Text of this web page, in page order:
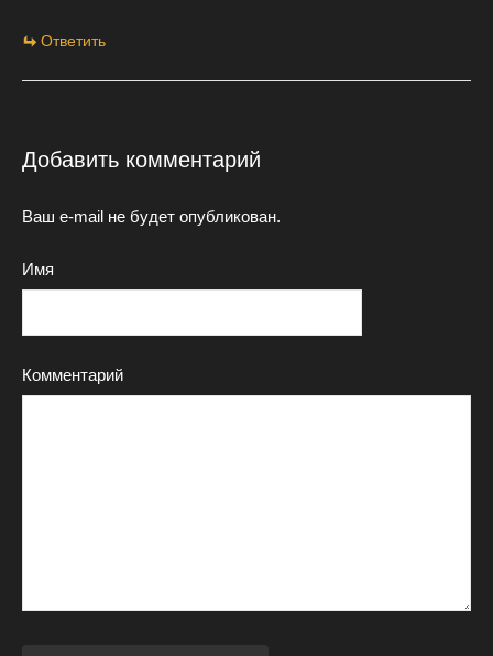
Ответить
Добавить комментарий
Ваш e-mail не будет опубликован.
Имя
Комментарий